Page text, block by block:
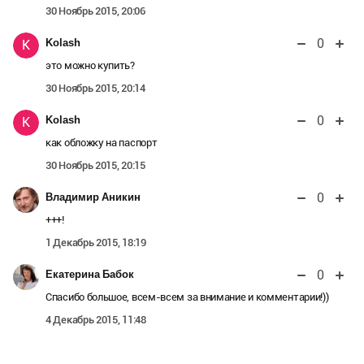
30 Ноябрь 2015, 20:06
K Kolash 0
это можно купить?
30 Ноябрь 2015, 20:14
K Kolash 0
как обложку на паспорт
30 Ноябрь 2015, 20:15
Владимир Аникин 0
+++!
1 Декабрь 2015, 18:19
Екатерина Бабок 0
Спасибо большое, всем-всем за внимание и комментарии!))
4 Декабрь 2015, 11:48